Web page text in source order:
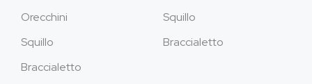
Orecchini
Squillo
Braccialetto
Squillo
Braccialetto